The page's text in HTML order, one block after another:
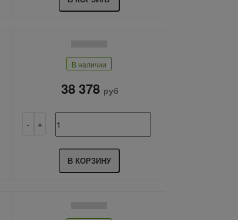
В наличии
38 378 руб
В КОРЗИНУ